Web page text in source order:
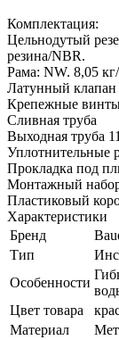
Комплектация:
Цельнодутый
резина/NBR.
Рама: NW. 8,05
Латунный клапан
Крепежные винты
Сливная труба
Выходная труба
Уплотнительные
Прокладка под
Монтажный набор
Пластиковый
Характеристики
Бренд
Тип
Особенности
Цвет товара
Материал